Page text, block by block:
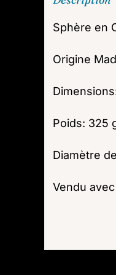
Sphère en
Origine
Poids: 325
Diamètre
Vendu